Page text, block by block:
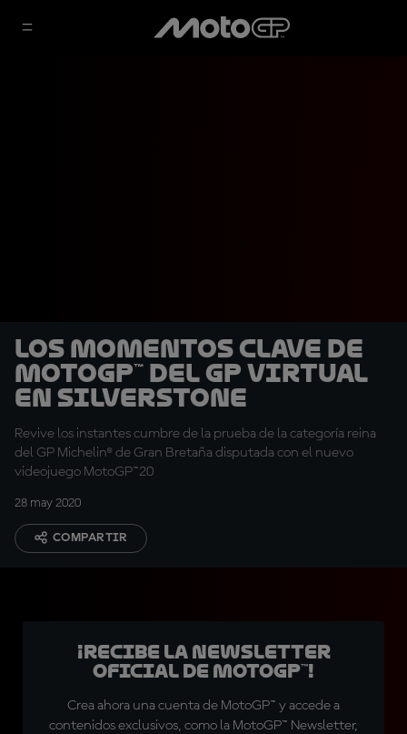
Los momentos clave de
MotoGP™ del GP Virtual
en Silverstone
Revive los instantes cumbre de la prueba de la categoría reina
del GP Michelin® de Gran Bretaña disputada con el nuevo
videojuego MotoGP™20
28 may 2020
COMPARTIR
¡Recibe la Newsletter
oficial de MotoGP™!
Crea ahora una cuenta de MotoGP™ y accede a
contenidos exclusivos, como la MotoGP™ Newsletter,